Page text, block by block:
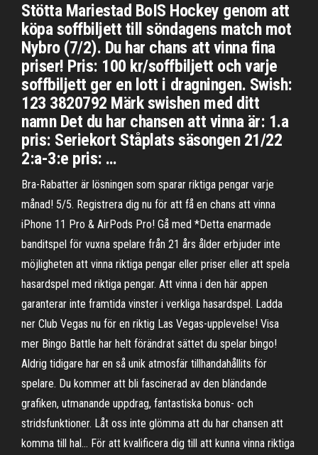
Stötta Mariestad BoIS Hockey genom att
köpa soffbiljett till söndagens match mot
Nybro (7/2). Du har chans att vinna fina
priser! Pris: 100 kr/soffbiljett och varje
soffbiljett ger en lott i dragningen. Swish:
123 3820792 Märk swishen med ditt
namn Det du har chansen att vinna är: 1.a
pris: Seriekort Ståplats säsongen 21/22
2:a-3:e pris: …
Bra-Rabatter är lösningen som sparar riktiga pengar varje
månad! 5/5. Registrera dig nu för att få en chans att vinna
iPhone 11 Pro & AirPods Pro! Gå med *Detta enarmade
banditspel för vuxna spelare från 21 års ålder erbjuder inte
möjligheten att vinna riktiga pengar eller priser eller att spela
hasardspel med riktiga pengar. Att vinna i den här appen
garanterar inte framtida vinster i verkliga hasardspel. Ladda
ner Club Vegas nu för en riktig Las Vegas-upplevelse! Visa
mer ‎Bingo Battle har helt förändrat sättet du spelar bingo!
Aldrig tidigare har en så unik atmosfär tillhandahållits för
spelare. Du kommer att bli fascinerad av den bländande
grafiken, utmanande uppdrag, fantastiska bonus- och
stridsfunktioner. Låt oss inte glömma att du har chansen att
komma till hal… För att kvalificera dig till att kunna vinna riktiga